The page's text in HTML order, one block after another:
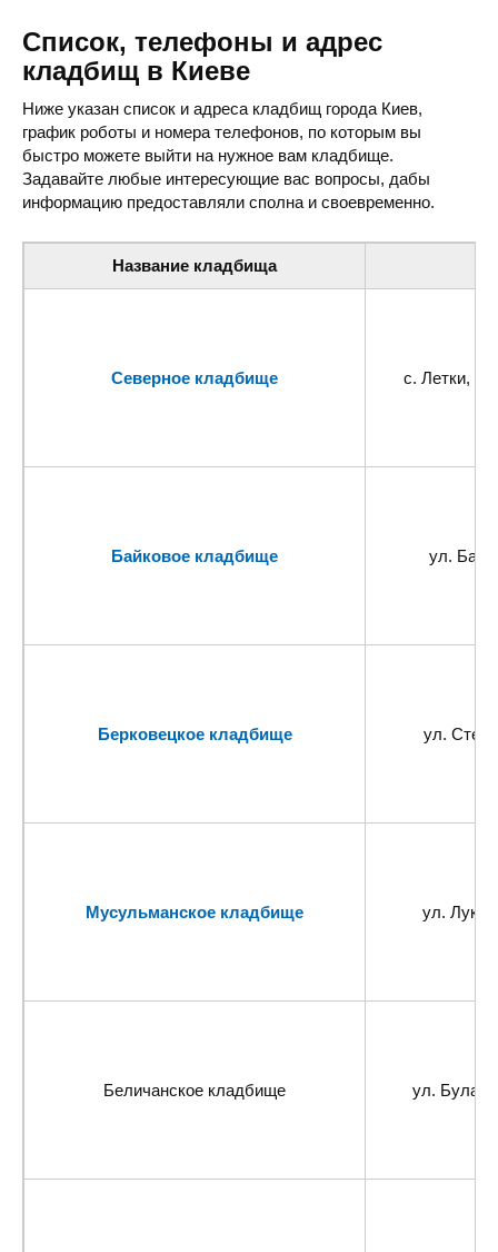
Список, телефоны и адрес
кладбищ в Киеве
Ниже указан список и адреса кладбищ города Киев,
график роботы и номера телефонов, по которым вы
быстро можете выйти на нужное вам кладбище.
Задавайте любые интересующие вас вопросы, дабы
информацию предоставляли сполна и своевременно.
Название кладбища
Северное кладбище с. Летки,
Байковое кладбище ул.
Берковецкое кладбище ул.
Мусульманское кладбище ул.
Беличанское кладбище ул.